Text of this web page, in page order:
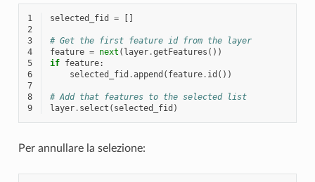
1 selected_fid =
[]
2
3
# Get the first feature id from the layer
4
feature = next ( layer.getFeatures ())
5
if feature:
6
selected_fid .append ( feature. id ())
7
8
# Add that features to the selected list
9
layer. select ( selected_fid )
Per annullare la selezione: